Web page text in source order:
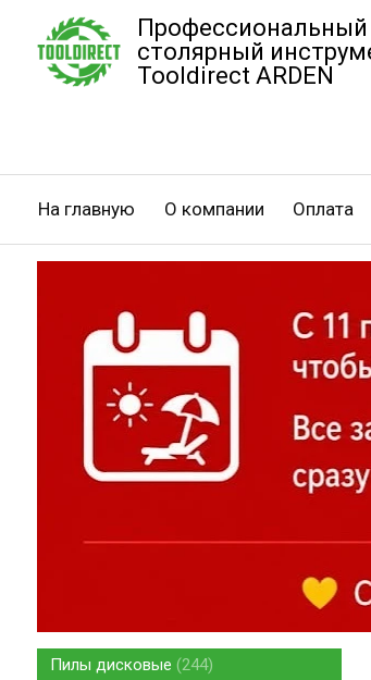
Профессиональный
столярный
Tooldirect ARDEN
На главную О компании Оплата
Пилы дисковые 244